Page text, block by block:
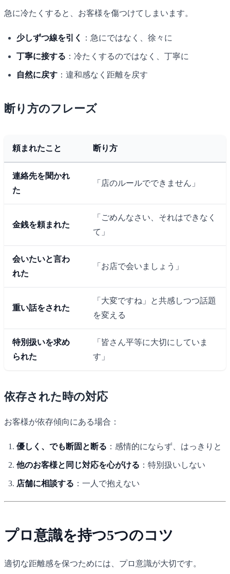
急に冷たくすると、お客様を傷つけてしまいます。
少しずつ線を引く ：急にではなく、徐々に
丁寧に接する ：冷たくするのではなく、丁寧に
自然に戻す ：違和感なく距離を戻す
断り方のフレーズ
頼まれたこと 断り方
連絡先を聞かれ
た
「店のルールでできません」
金銭を頼まれた
「ごめんなさい、それはできなく
て」
会いたいと言わ
れた
「お店で会いましょう」
重い話をされた
「大変ですね」と共感しつつ話題
を変える
特別扱いを求め
られた
「皆さん平等に大切にしていま
す」
依存された時の対応
お客様が依存傾向にある場合：
優しく、でも断固と断る ：感情的にならず、はっきりと
他のお客様と同じ対応を心がける ：特別扱いしない
店舗に相談する ：一人で抱えない
プロ意識を持つ5つのコツ
適切な距離感を保つためには、プロ意識が大切です。